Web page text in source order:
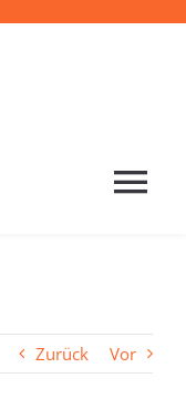
Zurück Vor